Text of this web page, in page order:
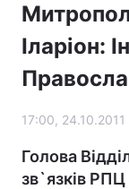
Іларіон:
17:00, 24.10.2011
Голова
зв`язків